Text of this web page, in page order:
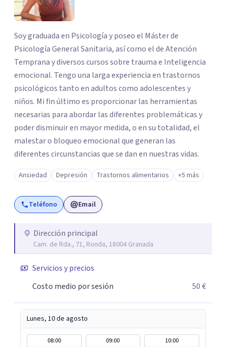
Soy graduada en Psicología y poseo el Máster de
Psicología General Sanitaria, así como el de Atención
Temprana y diversos cursos sobre trauma e Inteligencia
emocional. Tengo una larga experiencia en trastornos
psicológicos tanto en adultos como adolescentes y
niños. Mi fin último es proporcionar las herramientas
necesarias para abordar las diferentes problemáticas y
poder disminuir en mayor medida, o en su totalidad, el
malestar o bloqueo emocional que generan las
diferentes circunstancias que se dan en nuestras vidas.
Ansiedad Depresión Trastornos alimentarios +5 más
Teléfono Email
Dirección principal
Cam. de Rda., 71, Ronda, 18004 Granada
Servicios y precios
Costo medio por sesión
50 €
Lunes, 10 de agosto
08:00 09:00
10:00